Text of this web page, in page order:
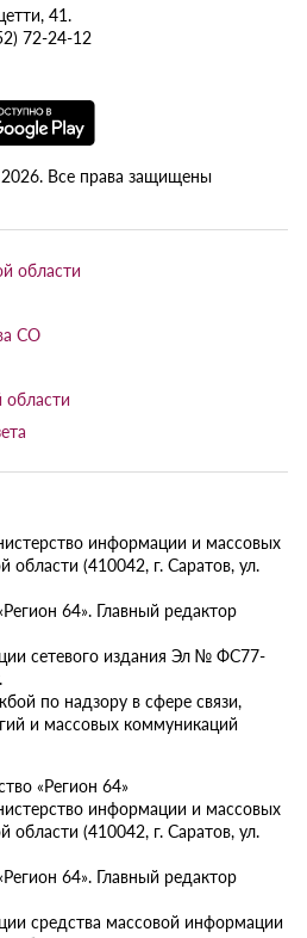
41.
72-24-12
Все права защищены
области
СО
области
информации и массовых
области (410042, г. Саратов, ул.
64». Главный редактор
сетевого издания Эл № ФС77-
по надзору в сфере связи,
и массовых коммуникаций
«Регион 64»
информации и массовых
области (410042, г. Саратов, ул.
64». Главный редактор
средства массовой информации